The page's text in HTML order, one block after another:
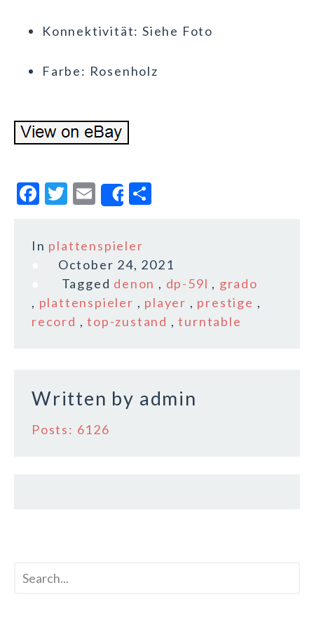
Konnektivität: Siehe Foto
Farbe: Rosenholz
F
c
e
o
o
T
it
te
r
E
m
ai
l
Share
r
e
In plattenspieler
October 24, 2021
Tagged denon , dp-59l , grado
, plattenspieler , player , prestige ,
record ,top-zustand ,turntable
Written by admin
Posts: 6126